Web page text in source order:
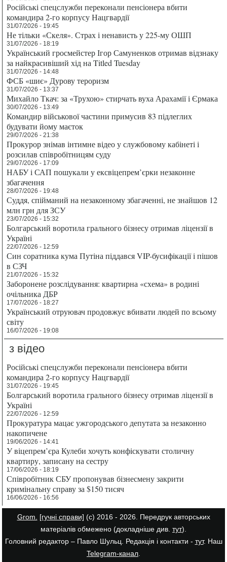
Російські спецслужби переконали пенсіонера вбити
командира 2-го корпусу Нацгвардії
31/07/2026 - 19:45
Не тільки «Скеля». Страх і ненависть у 225-му ОШП
31/07/2026 - 18:19
Український гросмейстер Ігор Самуненков отримав відзнаку
за найкрасивіший хід на Titled Tuesday
31/07/2026 - 14:48
ФСБ «шиє» Дурову тероризм
31/07/2026 - 13:37
Михайло Ткач: за «Трухою» стирчать вуха Арахамії і Єрмака
30/07/2026 - 13:49
Командир військової частини примусив 83 підлеглих
будувати йому маєток
29/07/2026 - 21:38
Прокурор знімав інтимне відео у службовому кабінеті і
розсилав співробітницям суду
29/07/2026 - 17:09
НАБУ і САП пошукали у ексвіцепрем’єрки незаконне
збагачення
28/07/2026 - 19:48
Суддя, спійманий на незаконному збагаченні, не знайшов 12
млн грн для ЗСУ
23/07/2026 - 15:32
Болгарський воротила грального бізнесу отримав ліцензії в
Україні
22/07/2026 - 12:59
Син соратника кума Путіна піддався VIP-бусифікації і пішов
в СЗЧ
21/07/2026 - 15:32
Заборонене розслідування: квартирна «схема» в родині
очільника ДБР
17/07/2026 - 18:27
Український отруювач продовжує вбивати людей по всьому
світу
16/07/2026 - 19:08
з відео
Російські спецслужби переконали пенсіонера вбити
командира 2-го корпусу Нацгвардії
31/07/2026 - 19:45
Болгарський воротила грального бізнесу отримав ліцензії в
Україні
22/07/2026 - 12:59
Прокуратура мацає ужгородського депутата за незаконно
накопичене
19/06/2026 - 14:41
У віцепрем’єра Кулеби хочуть конфіскувати столичну
квартиру, записану на сестру
17/06/2026 - 18:19
Співробітник СБУ пропонував бізнесмену закрити
кримінальну справу за $150 тисяч
16/06/2026 - 16:56
Grom. [гучні справи] (с) 2016 - 2026. Передрук авторських
матеріалів обмежено (докладніше див. тут).
Головний редактор – Павло Шульц. Редакція і контакти - тут. Наш
Telegram-канал